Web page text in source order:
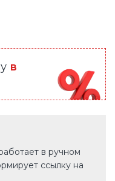
в
в ручном
ссылку на